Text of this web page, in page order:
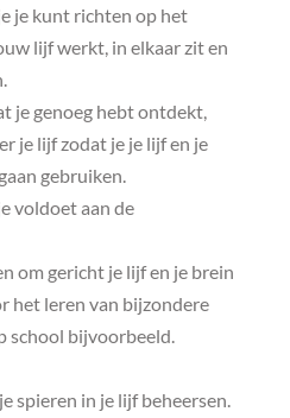
je kunt richten op het
lijf werkt, in elkaar zit en
je genoeg hebt ontdekt,
je lijf zodat je je lijf en je
gebruiken.
voldoet aan de
om gericht je lijf en je brein
het leren van bijzondere
school bijvoorbeeld.
spieren in je lijf beheersen.